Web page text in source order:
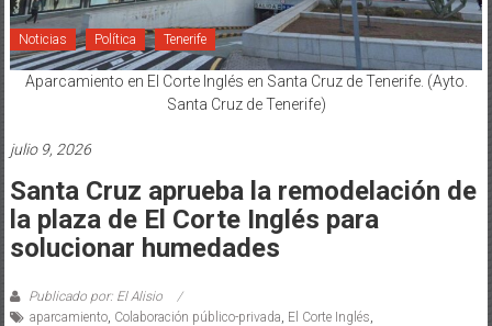
Noticias Política Tenerife
Aparcamiento en El Corte Inglés en Santa Cruz de Tenerife. (Ayto.
Santa Cruz de Tenerife)
julio 9, 2026
Santa Cruz aprueba la remodelación de
la plaza de El Corte Inglés para
solucionar humedades
Publicado por: El Alisio
aparcamiento, Colaboración público-privada El Corte Inglés